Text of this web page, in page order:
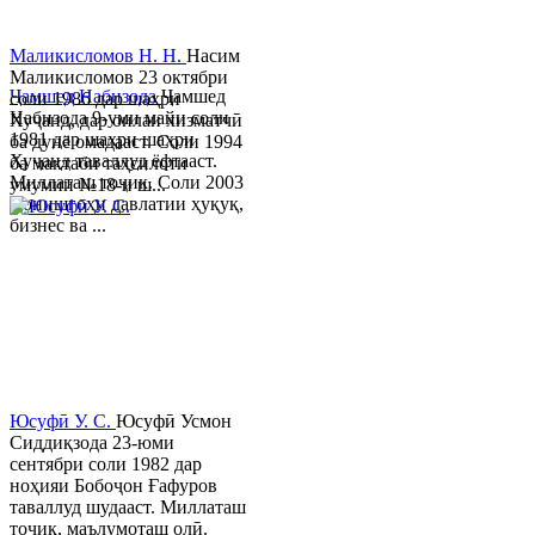
Ҷамшед НабизодаҶамшед
Набизода 9-уми майи соли
1981 дар шаҳри шаҳри
Хуҷанд таваллуд ёфтааст.
Миллаташ тоҷик. Соли 2003
Донишгоҳи давлатии ҳуқуқ,
бизнес ва ...
Маликисломов Н. Н. Насим
Маликисломов 23 октябри
соли 1986 дар шаҳри
Хуҷанд, дар оилаи хизматчӣ
ба дунё омадааст. Соли 1994
ба мактаби таҳсилоти
умумии №18-и ш...
Юсуфӣ У. C. Юсуфӣ Усмон
Сиддиқзода 23-юми
сентябри соли 1982 дар
ноҳияи Бобоҷон Ғафуров
таваллуд шудааст. Миллаташ
тоҷик, маълумоташ олӣ.